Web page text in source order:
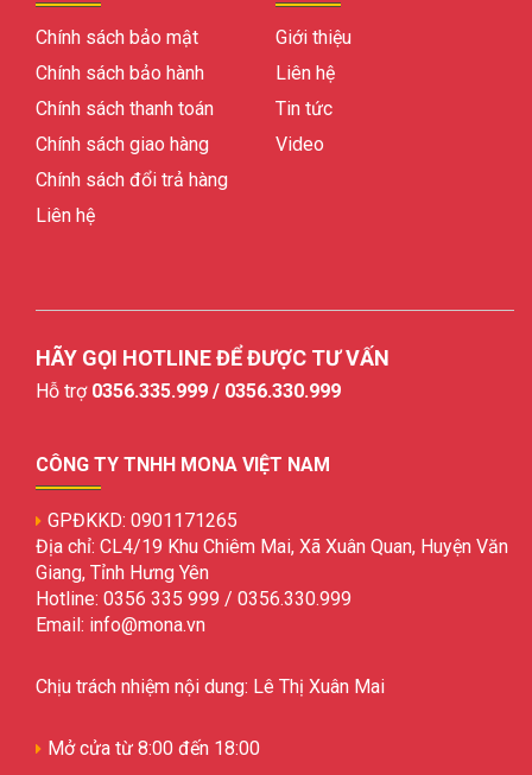
Chính sách bảo mật
Chính sách bảo hành
Chính sách thanh toán
Chính sách giao hàng
Chính sách đổi trả hàng
Liên hệ
Giới thiệu
Liên hệ
Tin tức
Video
HÃY GỌI HOTLINE ĐỂ ĐƯỢC TƯ VẤN
Hỗ trợ 0356.335.999 / 0356.330.999
CÔNG TY TNHH MONA VIỆT NAM
GPĐKKD: 0901171265
Địa chỉ: CL4/19 Khu Chiêm Mai, Xã Xuân Quan, Huyện Văn
Giang, Tỉnh Hưng Yên
Hotline: 0356 335 999 / 0356.330.999
Email: info@mona.vn
Chịu trách nhiệm nội dung: Lê Thị Xuân Mai
Mở cửa từ 8:00 đến 18:00